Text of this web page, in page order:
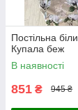
Постільна
Купала беж
В наявності
851 ₴ 945 ₴